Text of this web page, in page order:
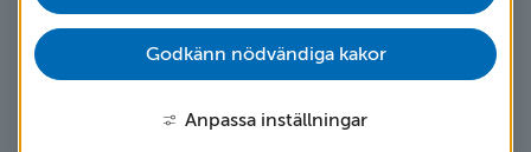
Godkänn nödvändiga kakor
Anpassa inställningar
Anslagstavla Politik
Servicedeklarationer Styrdokument